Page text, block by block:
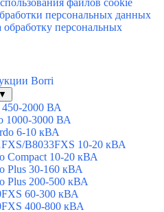
файлов cookie
персональных данных
обработку персональных
Borri
▼
450-2000 ВА
1000-3000 ВА
6-10 кВА
B8033FXS 10-20 кВА
Compact 10-20 кВА
Plus 30-160 кВА
Plus 200-500 кВА
60-300 кВА
400-800 кВА